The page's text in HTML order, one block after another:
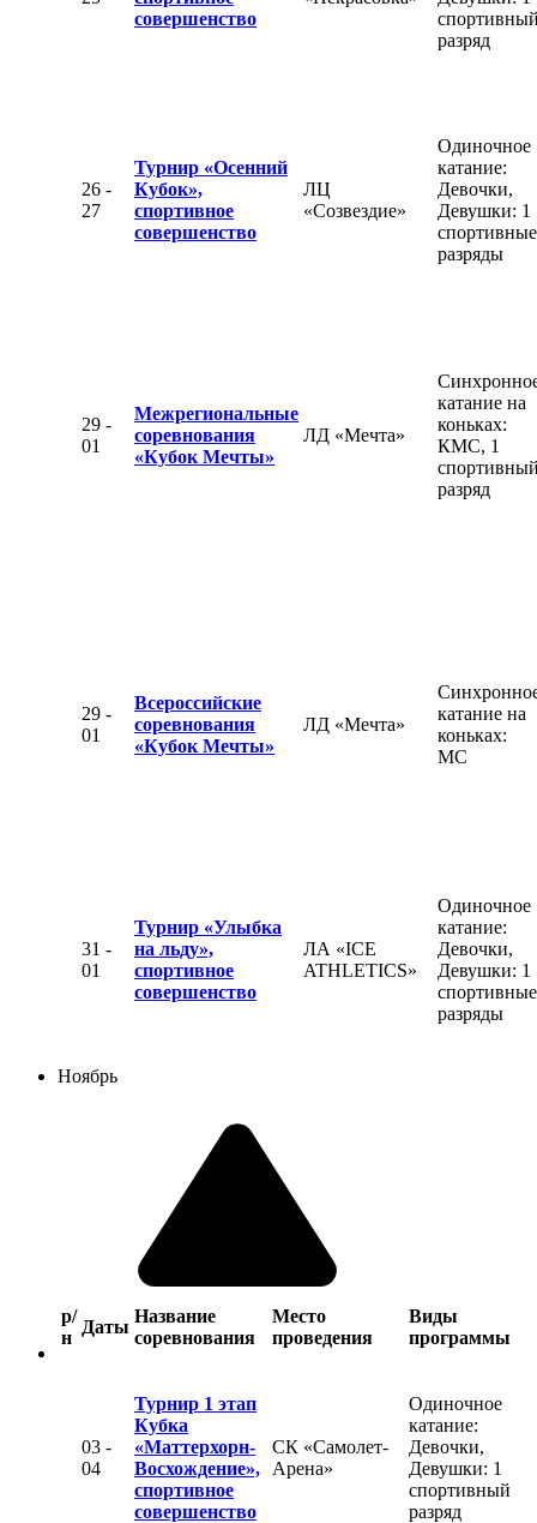
совершенство
разряд
26 -
27
Турнир «Осенний
Кубок»,
спортивное
совершенство
ЛЦ
«Созвездие»
Одиночное
катание:
Девочки,
Девушки: 1
спортивные
разряды
29 -
01
Межрегиональные
соревнования
«Кубок Мечты»
ЛД «Мечта»
катание на
коньках:
КМС, 1
разряд
29 -
01
Всероссийские
соревнования
«Кубок Мечты»
ЛД «Мечта»
катание на
коньках:
МС
31 -
01
Турнир «Улыбка
на льду»,
спортивное
совершенство
ЛА «ICE
ATHLETICS»
Одиночное
катание:
Девочки,
Девушки: 1
спортивные
разряды
Ноябрь
р/
н
Даты
Название
соревнования
Место
проведения
Виды
программы
03 -
04
Турнир 1 этап
Кубка
«Маттерхорн-
Восхождение»,
спортивное
совершенство
СК «Самолет-
Арена»
Одиночное
катание:
Девочки,
Девушки: 1
спортивный
разряд